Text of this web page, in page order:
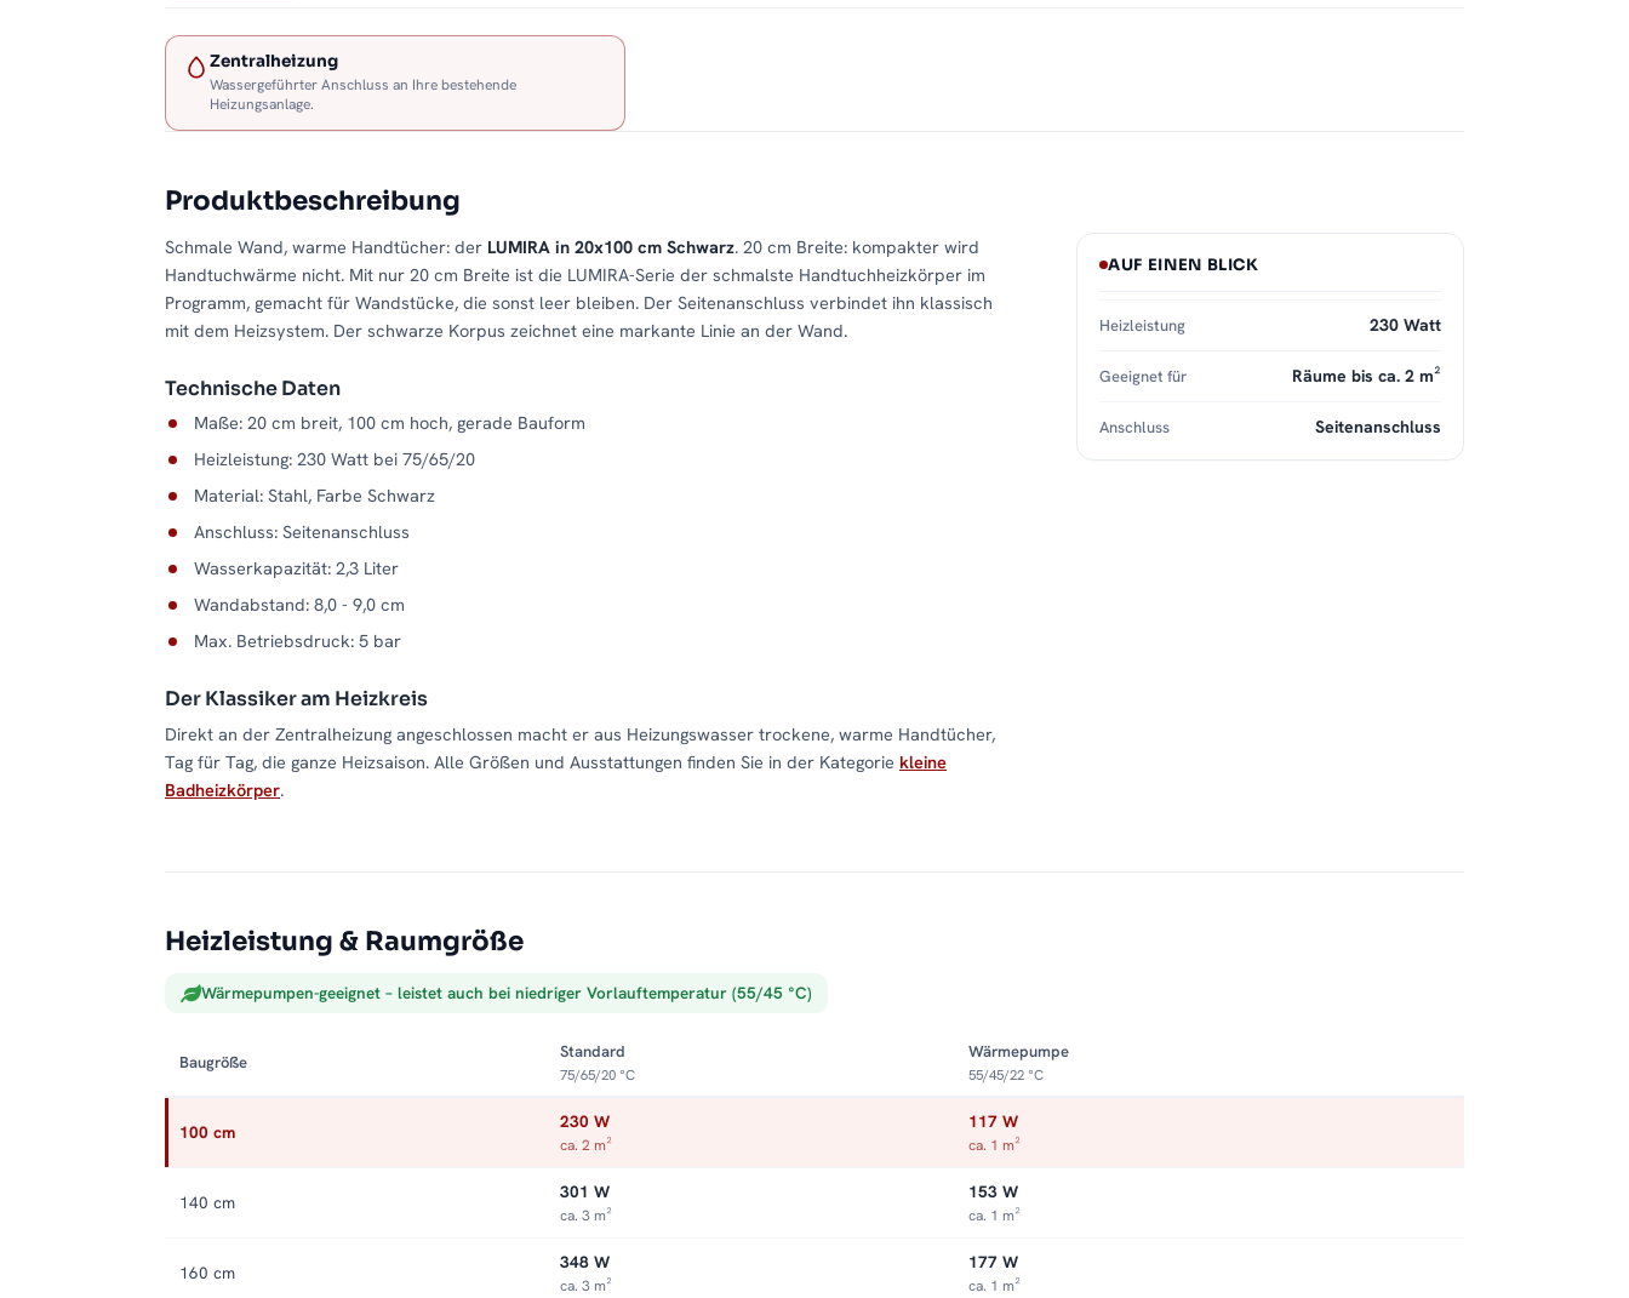
Zentralheizung
Wassergeführter Anschluss an Ihre bestehende
Heizungsanlage.
Produktbeschreibung
Schmale Wand, warme Handtücher: der LUMIRA in 20x100 cm Schwarz. 20 cm Breite: kompakter wird
Handtuchwärme nicht. Mit nur 20 cm Breite ist die LUMIRA-Serie der schmalste Handtuchheizkörper im
Programm, gemacht für Wandstücke, die sonst leer bleiben. Der Seitenanschluss verbindet ihn klassisch
mit dem Heizsystem. Der schwarze Korpus zeichnet eine markante Linie an der Wand.
Technische Daten
Maße: 20 cm breit, 100 cm hoch, gerade Bauform
Heizleistung: 230 Watt bei 75/65/20
Material: Stahl, Farbe Schwarz
Anschluss: Seitenanschluss
Wasserkapazität: 2,3 Liter
Wandabstand: 8,0 - 9,0 cm
Max. Betriebsdruck: 5 bar
Der Klassiker am Heizkreis
Direkt an der Zentralheizung angeschlossen macht er aus Heizungswasser trockene, warme Handtücher,
Tag für Tag, die ganze Heizsaison. Alle Größen und Ausstattungen finden Sie in der Kategorie kleine
Badheizkörper.
AUF EINEN BLICK
Heizleistung 230 Watt
Geeignet für Räume bis ca. 2 m²
Anschluss Seitenanschluss
Heizleistung & Raumgröße
Wärmepumpen-geeignet – leistet auch bei niedriger Vorlauftemperatur (55/45 °C)
Baugröße
Standard
75/65/20 °C
Wärmepumpe
55/45/22 °C
100 cm 230 W
ca. 2 m²
117 W
ca. 1 m²
140 cm 301 W
ca. 3 m²
153 W
ca. 1 m²
160 cm 348 W
ca. 3 m²
177 W
ca. 1 m²